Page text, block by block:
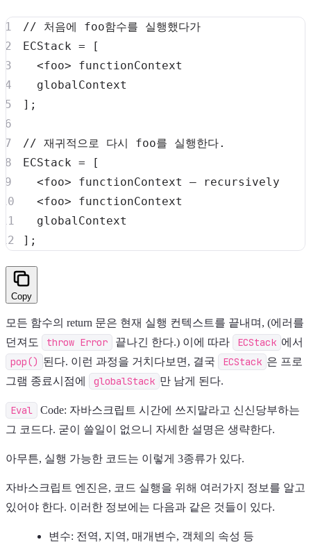
Copy
모든 함수의 return 문은 현재 실행 컨텍스트를 끝내며, (에러를
던져도
throw Error 끝나긴 한다.) 이에 따라 ECStack 에서
pop() 된다. 이런 과정을 거치다보면, 결국 ECStack 은 프로
그램 종료시점에
globalStack 만 남게 된다.
Eval
Code: 자바스크립트 시간에 쓰지말라고 신신당부하는
그 코드다. 굳이 쓸일이 없으니 자세한 설명은 생략한다.
아무튼, 실행 가능한 코드는 이렇게 3종류가 있다.
자바스크립트 엔진은, 코드 실행을 위해 여러가지 정보를 알고
있어야 한다. 이러한 정보에는 다음과 같은 것들이 있다.
변수: 전역, 지역, 매개변수, 객체의 속성 등